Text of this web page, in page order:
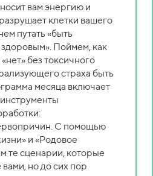
вам энергию и
клетки вашего
путать «быть
Поймем, как
без токсичного
страха быть
месяца включает
С помощью
и «Родовое
те сценарии, которые
но до сих пор